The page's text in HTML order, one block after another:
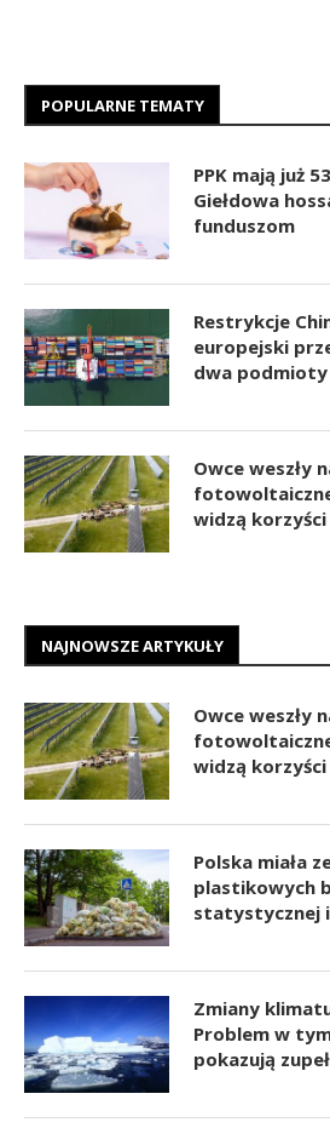
POPULARNE TEMATY
PPK mają już
Giełdowa
funduszom
Restrykcje
europejski
dwa podmioty
Owce weszły
widzą korzyści
NAJNOWSZE ARTYKUŁY
Owce weszły
widzą korzyści
Polska miała
plastikowych
statystycznej
Zmiany
Problem w
pokazują